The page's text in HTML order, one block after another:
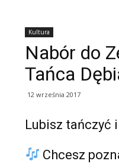
Kultura
Nabór do
Tańca
12 września 2017
Lubisz tańczyć
Chcesz